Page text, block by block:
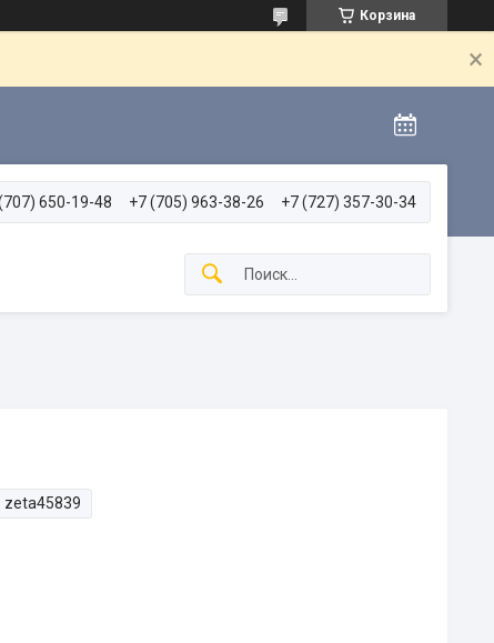
Корзина
650-19-48 +7 (705) 963-38-26 +7 (727) 357-30-34
zeta45839